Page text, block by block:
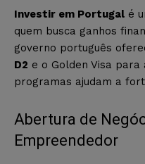
Investir em Portugal é
quem busca ganhos
governo português
D2 e o Golden Visa
programas ajudam a
Abertura de
Empreendedor